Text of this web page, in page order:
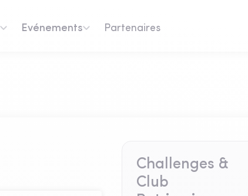
Evénements Partenaires
Challenges &
Club